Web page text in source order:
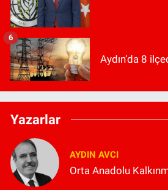
Aydın’da 8
6
Yazarlar
AYDIN AVCI
Orta Anadolu